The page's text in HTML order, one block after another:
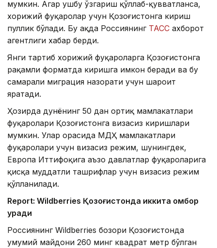
мумкин. Агар ушбу ўзгариш қўллаб-қувватланса,
хорижий фуқаролар учун Қозоғистонга кириш
пуллик бўлади. Бу ҳақда Россиянинг ТАСС ахборот
агентлиги хабар берди.
Янги тартиб хорижий фуқароларга Қозоғистонга
рақамли форматда киришга имкон беради ва бу
самарали миграция назорати учун шароит
яратади.
Ҳозирда дунёнинг 50 дан ортиқ мамлакатлари
фуқаролари Қозоғистонга визасиз киришлари
мумкин. Улар орасида МДҲ мамлакатлари
фуқаролари учун визасиз режим, шунингдек,
Европа Иттифоқига аъзо давлатлар фуқароларига
қисқа муддатли ташрифлар учун визасиз режим
қўлланилади.
Report: Wildberries Қозоғистонда иккита омбор
қуради
Россиянинг Wildberries бозори Қозоғистонда
умумий майдони 260 минг квадрат метр бўлган